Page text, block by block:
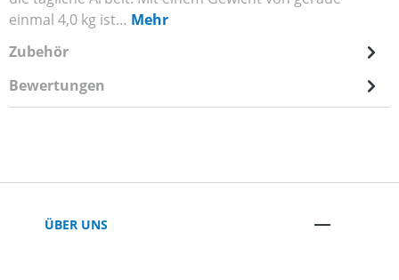
einmal 4,0 kg ist… Mehr
Zubehör
Bewertungen
ÜBER UNS